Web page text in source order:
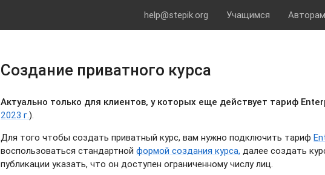
help@stepik.org Учащимся Авторам
Создание приватного курса
Актуально только для клиентов, у которых еще действует тариф
2023 г.).
Для того чтобы создать приватный курс, вам нужно подключить тариф
воспользоваться стандартнойформой создания курса, далее создать
публикации указать, что он доступен ограниченному числу лиц.